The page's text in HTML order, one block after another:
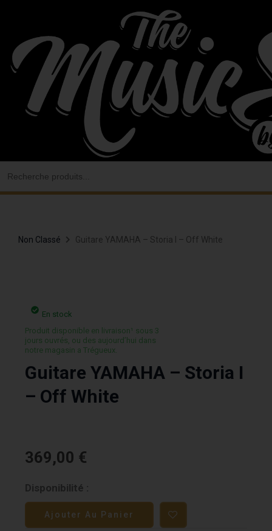
contenu
Non Classé Guitare YAMAHA – Storia I – Off White
En stock
Produit disponible en livraison¹ sous 3
jours ouvrés, ou des aujourd’hui dans
notre magasin a Trégueux.
Guitare YAMAHA – Storia I
– Off White
369,00 €
Disponibilité :
quantité
de
Guitare
Ajouter Au Panier